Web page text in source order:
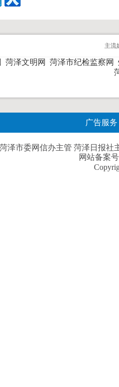
主流
菏泽文明网 菏泽市纪检监察网
广告服务
泽市委网信办主管 菏泽日报社
网站备案